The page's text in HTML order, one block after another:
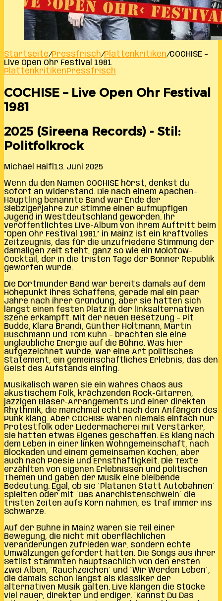
Startseite/Pressfrisch/Plattenkritiken/COCHISE –
Live Open Ohr Festival 1981
PlattenkritikenPressfrisch
COCHISE – Live Open Ohr Festival
1981
2025 (Sireena Records) - Stil:
Politfolkrock
Michael Haifl 13. Juni 2025
Wenn du den Namen COCHISE hörst, denkst du
sofort an Widerstand. Die nach einem Apachen-
Häuptling benannte Band war Ende der
Siebzigerjahre zur Stimme einer aufmüpfigen
Jugend in Westdeutschland geworden. Ihr
veröffentlichtes Live-Album von ihrem Auftritt beim
“Open Ohr Festival 1981” in Mainz ist ein kraftvolles
Zeitzeugnis, das für die unzufriedene Stimmung der
damaligen Zeit steht, ganz so wie ein Molotow-
Cocktail, der in die tristen Tage der Bonner Republik
geworfen wurde.
Die Dortmunder Band war bereits damals auf dem
Höhepunkt ihres Schaffens, gerade mal ein paar
Jahre nach ihrer Gründung, aber sie hatten sich
längst einen festen Platz in der linksalternativen
Szene erkämpft. Mit der neuen Besetzung – Pit
Budde, Klara Brandi, Günther Holtmann, Martin
Buschmann und Tom Kühn – brachten sie eine
unglaubliche Energie auf die Bühne. Was hier
aufgezeichnet wurde, war eine Art politisches
Statement, ein gemeinschaftliches Erlebnis, das den
Geist des Aufstands einfing.
Musikalisch waren sie ein wahres Chaos aus
akustischem Folk, krächzenden Rock-Gitarren,
jazzigen Bläser-Arrangements und einer direkten
Rhythmik, die manchmal echt nach den Anfängen des
Punk klang. Aber COCHISE waren niemals einfach nur
Protestfolk oder Liedermacherei mit Verstärker,
sie hatten etwas Eigenes geschaffen. Es klang nach
dem Leben in einer linken Wohngemeinschaft, nach
Blockaden und einem gemeinsamen Kochen, aber
auch nach Poesie und Ernsthaftigkeit. Die Texte
erzählten von eigenen Erlebnissen und politischen
Themen und gaben der Musik eine bleibende
Bedeutung. Egal, ob sie ´Platanen Statt Autobahnen´
spielten oder mit ´Das Anarchistenschwein´ die
tristen Zeiten aufs Korn nahmen, es traf immer ins
Schwarze.
Auf der Bühne in Mainz waren sie Teil einer
Bewegung, die nicht mit oberflächlichen
Veränderungen zufrieden war, sondern echte
Umwälzungen gefordert hatten. Die Songs aus ihrer
Setlist stammten hauptsächlich von den ersten
zwei Alben, ´Rauchzeichen´ und ´Wir Werden Leben´,
die damals schon längst als Klassiker der
alternativen Musik galten. Live klangen die Stücke
viel rauer, direkter und erdiger. ´Kannst Du Das